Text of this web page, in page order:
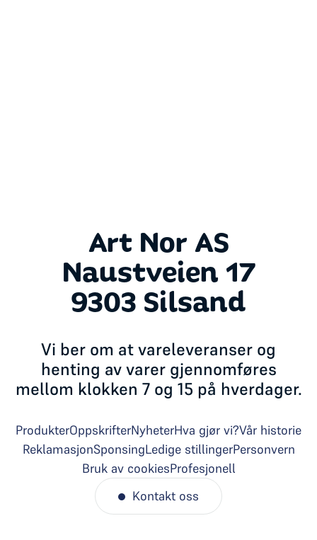
Art Nor AS
Naustveien 17
9303 Silsand
Vi ber om at vareleveranser og
henting av varer gjennomføres
mellom klokken 7 og 15 på hverdager.
ProdukterOppskrifterNyheterHva gjør vi?Vår historie
ReklamasjonSponsingLedige stillingerPersonvern
Bruk av cookiesProfesjonell
Kontakt oss